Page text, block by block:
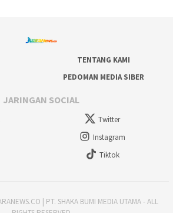
TENTANG KAMI
PEDOMAN MEDIA SIBER
JARINGAN SOCIAL
Twitter
Instagram
Tiktok
| PT. SHAKA BUMI MEDIA UTAMA - ALL